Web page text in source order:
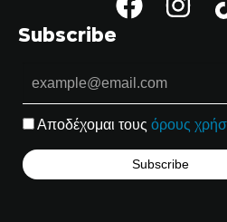
Subscribe
Αποδέχομαι τους όρους